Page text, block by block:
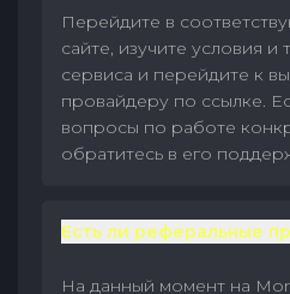
Перейдите в
сайте, изучите условия
сервиса и перейдите к
провайдеру по ссылке.
вопросы по работе
обратитесь в его
Есть ли реферальные
На данный момент на